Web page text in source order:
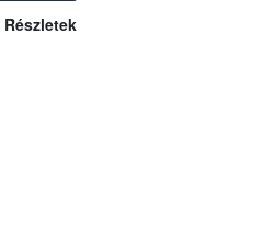
Részletek